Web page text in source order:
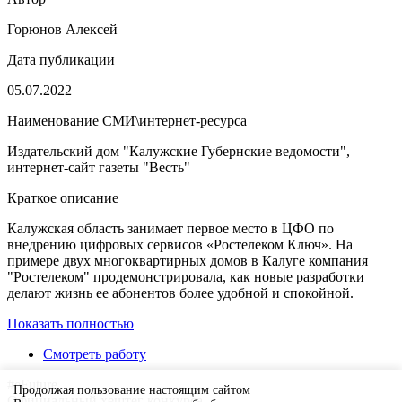
Горюнов Алексей
Дата публикации
05.07.2022
Наименование СМИ\интернет-ресурса
Издательский дом "Калужские Губернские ведомости",
интернет-сайт газеты "Весть"
Краткое описание
Калужская область занимает первое место в ЦФО по
внедрению цифровых сервисов «Ростелеком Ключ». На
примере двух многоквартирных домов в Калуге компания
"Ростелеком" продемонстрировала, как новые разработки
делают жизнь ее абонентов более удобной и спокойной.
Показать полностью
Смотреть работу
#eFuture
Продолжая пользование настоящим сайтом